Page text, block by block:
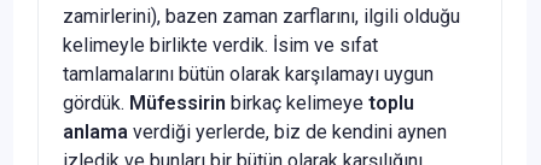
zamirlerini), bazen zaman zarflarını, ilgili olduğu
kelimeyle birlikte verdik. İsim ve sıfat
tamlamalarını bütün olarak karşılamayı uygun
gördük. Müfessirin birkaç kelimeye toplu
anlama verdiği yerlerde, biz de kendini aynen